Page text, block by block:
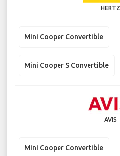
HERTZ
Mini Cooper Convertible
Mini Cooper S Convertible
AVIS
Mini Cooper Convertible